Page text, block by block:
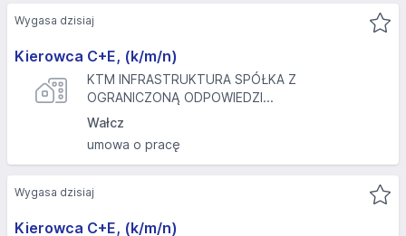
Kierowca C+E, (k/m/n)
KTM INFRASTRUKTURA SPÓŁKA Z
OGRANICZONĄ ODPOWIEDZI...
Wałcz
umowa o pracę
Wygasa dzisiaj
Kierowca C+E, (k/m/n)
Wygasa dzisiaj